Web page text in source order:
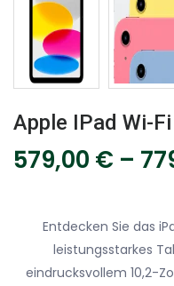
579,00 € –
Entdecken Sie das
leistungsstarkes
eindrucksvollem 10,2-